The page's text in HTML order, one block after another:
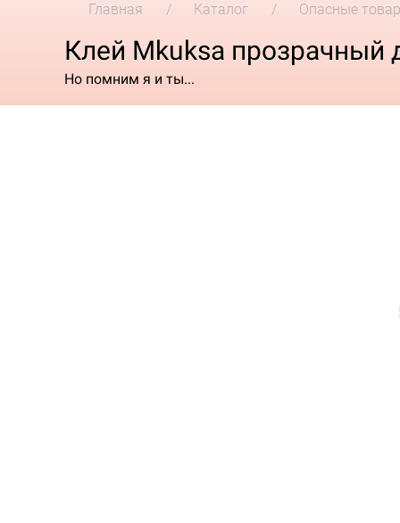
Главная Каталог Опасные
Клей Mkuksa прозрачный
Но помним я и ты...